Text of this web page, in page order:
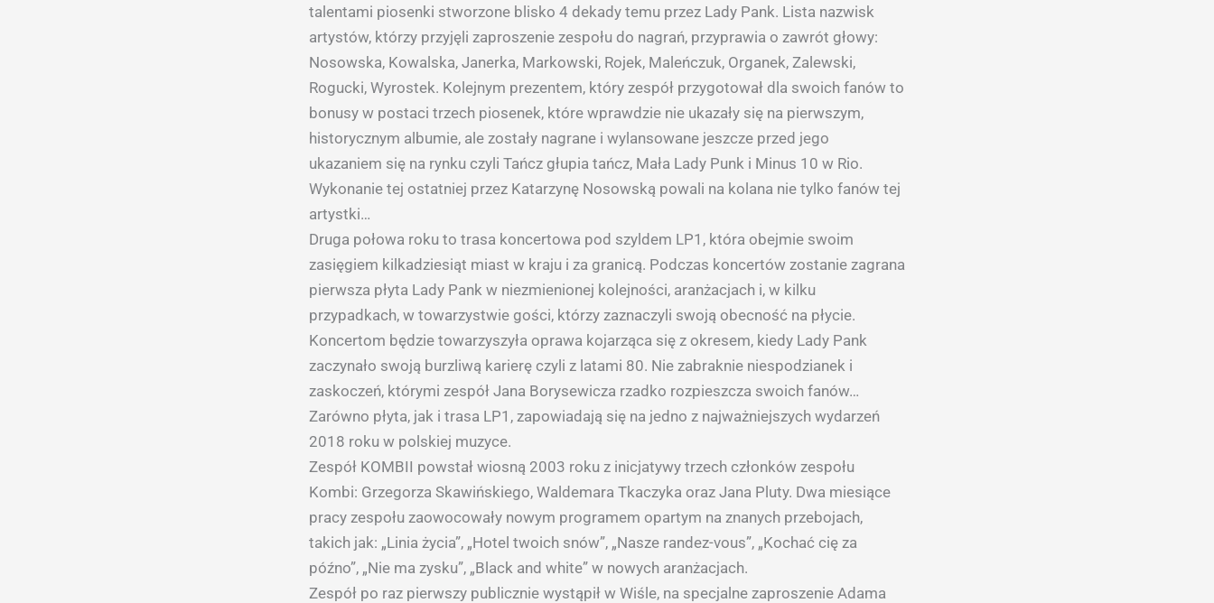
talentami piosenki stworzone blisko 4 dekady temu przez Lady Pank. Lista nazwisk
artystów, którzy przyjęli zaproszenie zespołu do nagrań, przyprawia o zawrót głowy:
Nosowska, Kowalska, Janerka, Markowski, Rojek, Maleńczuk, Organek, Zalewski,
Rogucki, Wyrostek. Kolejnym prezentem, który zespół przygotował dla swoich fanów to
bonusy w postaci trzech piosenek, które wprawdzie nie ukazały się na pierwszym,
historycznym albumie, ale zostały nagrane i wylansowane jeszcze przed jego
ukazaniem się na rynku czyli Tańcz głupia tańcz, Mała Lady Punk i Minus 10 w Rio.
Wykonanie tej ostatniej przez Katarzynę Nosowską powali na kolana nie tylko fanów tej
artystki…
Druga połowa roku to trasa koncertowa pod szyldem LP1, która obejmie swoim
zasięgiem kilkadziesiąt miast w kraju i za granicą. Podczas koncertów zostanie zagrana
pierwsza płyta Lady Pank w niezmienionej kolejności, aranżacjach i, w kilku
przypadkach, w towarzystwie gości, którzy zaznaczyli swoją obecność na płycie.
Koncertom będzie towarzyszyła oprawa kojarząca się z okresem, kiedy Lady Pank
zaczynało swoją burzliwą karierę czyli z latami 80. Nie zabraknie niespodzianek i
zaskoczeń, którymi zespół Jana Borysewicza rzadko rozpieszcza swoich fanów…
Zarówno płyta, jak i trasa LP1, zapowiadają się na jedno z najważniejszych wydarzeń
2018 roku w polskiej muzyce.
Zespół KOMBII powstał wiosną 2003 roku z inicjatywy trzech członków zespołu
Kombi: Grzegorza Skawińskiego, Waldemara Tkaczyka oraz Jana Pluty. Dwa miesiące
pracy zespołu zaowocowały nowym programem opartym na znanych przebojach,
takich jak: „Linia życia”, „Hotel twoich snów”, „Nasze randez-vous”, „Kochać cię za
późno”, „Nie ma zysku”, „Black and white” w nowych aranżacjach.
Zespół po raz pierwszy publicznie wystąpił w Wiśle, na specjalne zaproszenie Adama